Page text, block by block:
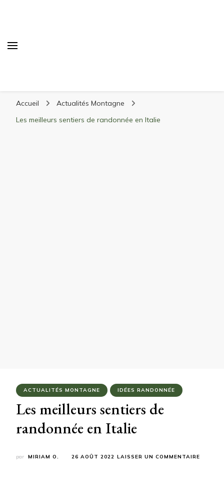
matériel, stations de ski
Accueil
Actualités Montagne
Les meilleurs sentiers de randonnée en Italie
ACTUALITÉS MONTAGNE IDÉES RANDONNÉE
Les meilleurs sentiers de
randonnée en Italie
par MIRIAM O. 26 AOÛT 2022 LAISSER UN COMMENTAIRE